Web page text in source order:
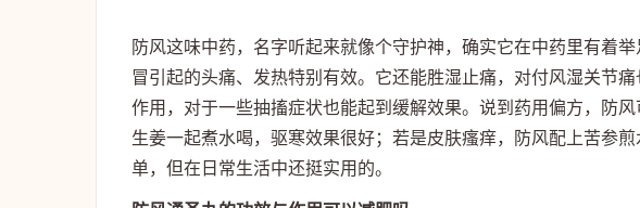
防风这味中药，名字听起来就像个守护神，确实它在中药里有着
冒引起的头痛、发热特别有效。它还能胜湿止痛，对付风湿关节
作用，对于一些抽搐症状也能起到缓解效果。说到药用偏方，防
生姜一起煮水喝，驱寒效果很好；若是皮肤瘙痒，防风配上苦参
单，但在日常生活中还挺实用的。